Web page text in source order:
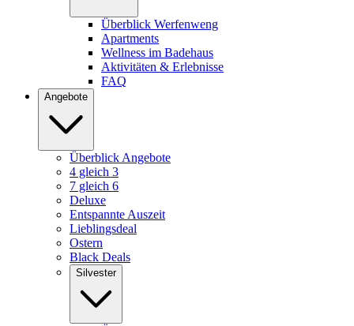
Überblick Werfenweng
Apartments
Wellness im Badehaus
Aktivitäten & Erlebnisse
FAQ
Angebote
Überblick Angebote
4 gleich 3
7 gleich 6
Deluxe
Entspannte Auszeit
Lieblingsdeal
Ostern
Black Deals
Silvester